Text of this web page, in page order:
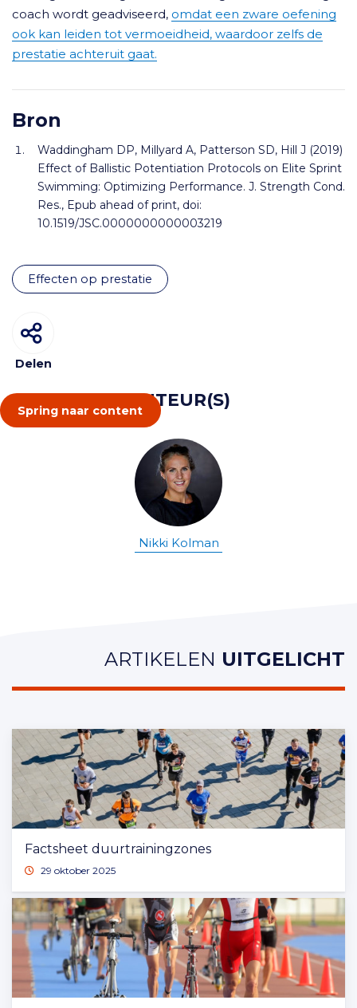
Spring naar content
coach wordt geadviseerd, omdat een zware oefening
ook kan leiden tot vermoeidheid, waardoor zelfs de
prestatie achteruit gaat.
Bron
Waddingham DP, Millyard A, Patterson SD, Hill J (2019)
Effect of Ballistic Potentiation Protocols on Elite Sprint
Swimming: Optimizing Performance. J. Strength Cond.
Res., Epub ahead of print, doi:
10.1519/JSC.0000000000003219
effecten op prestatie
Delen
AUTEUR(S)
Nikki Kolman
ARTIKELEN UITGELICHT
Factsheet duurtrainingzones
29 oktober 2025